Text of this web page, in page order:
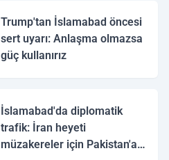
Trump'tan İslamabad öncesi
sert uyarı: Anlaşma olmazsa
güç kullanırız
İslamabad'da diplomatik
trafik: İran heyeti
müzakereler için Pakistan'a